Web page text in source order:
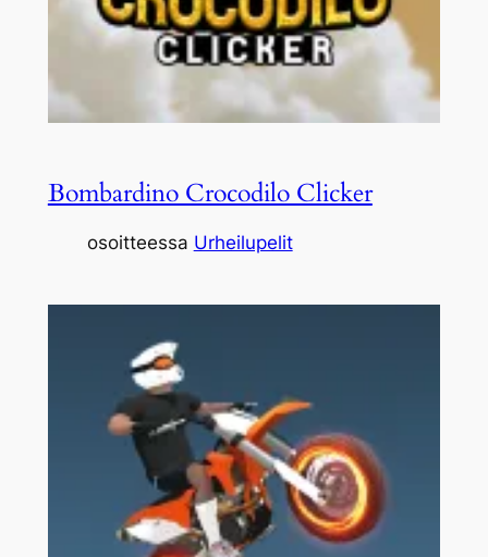
Bombardino Crocodilo Clicker
osoitteessa Urheilupelit